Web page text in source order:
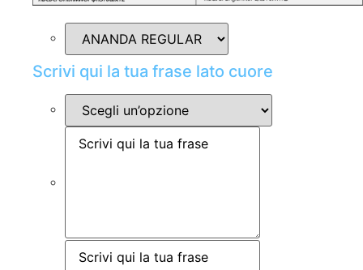
Scrivi qui la tua frase lato cuore